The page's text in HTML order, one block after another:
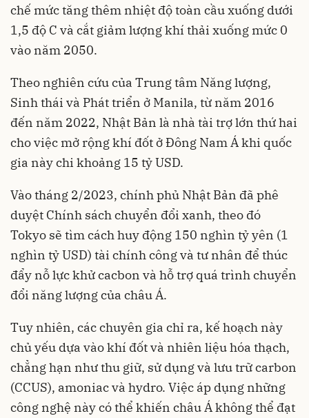
chế mức tăng thêm nhiệt độ toàn cầu xuống dưới
1,5 độ C và cắt giảm lượng khí thải xuống mức 0
vào năm 2050.
Theo nghiên cứu của Trung tâm Năng lượng,
Sinh thái và Phát triển ở Manila, từ năm 2016
đến năm 2022, Nhật Bản là nhà tài trợ lớn thứ hai
cho việc mở rộng khí đốt ở Đông Nam Á khi quốc
gia này chi khoảng 15 tỷ USD.
Vào tháng 2/2023, chính phủ Nhật Bản đã phê
duyệt Chính sách chuyển đổi xanh, theo đó
Tokyo sẽ tìm cách huy động 150 nghìn tỷ yên (1
nghìn tỷ USD) tài chính công và tư nhân để thúc
đẩy nỗ lực khử cacbon và hỗ trợ quá trình chuyển
đổi năng lượng của châu Á.
Tuy nhiên, các chuyên gia chỉ ra, kế hoạch này
chủ yếu dựa vào khí đốt và nhiên liệu hóa thạch,
chẳng hạn như thu giữ, sử dụng và lưu trữ carbon
(CCUS), amoniac và hydro. Việc áp dụng những
công nghệ này có thể khiến châu Á không thể đạt